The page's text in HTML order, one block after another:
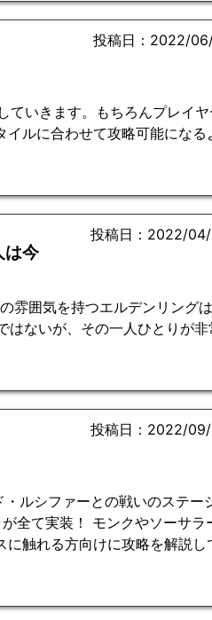
投稿日：2022/
ていきます。もちろんプレイヤ
ルに合わせて攻略可能になる
今
投稿日：2022/
雰囲気を持つエルデンリング
はないが、その一人ひとりが非
投稿日：2022/
ルシファーとの戦いのステー
全て実装！ モンクやソーサラ
触れる方向けに攻略を解説し